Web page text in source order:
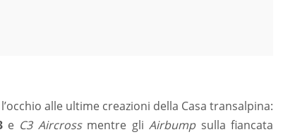
alle ultime creazioni della Casa transalpina:
e C3 Aircrossmentre gliAirbumpsulla fiancata